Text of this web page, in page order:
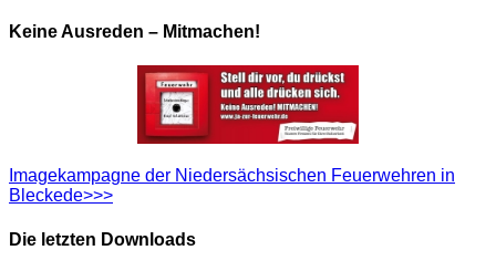
Keine Ausreden – Mitmachen!
Imagekampagne der Niedersächsischen Feuerwehren in
Bleckede>>>
Die letzten Downloads